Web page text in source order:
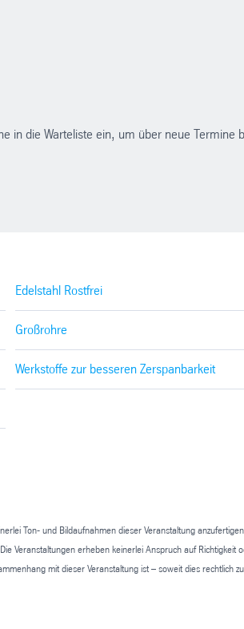
in die Warteliste ein, um über neue Termine
Edelstahl Rostfrei
Großrohre
Werkstoffe zur besseren Zerspanbarkeit
Ton- und Bildaufnahmen dieser Veranstaltung
Veranstaltungen erheben keinerlei Anspruch auf
mit dieser Veranstaltung ist – soweit dies rechtlich